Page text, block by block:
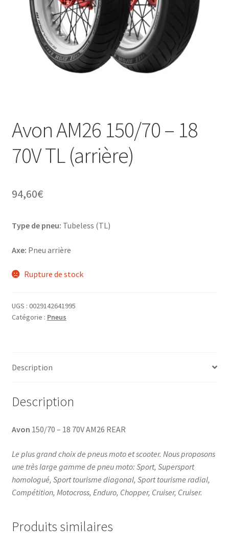
Avon AM26 150/70 – 18
70V TL (arrière)
94,60€
Type de pneu: Tubeless (TL)
Axe: Pneu arrière
Rupture de stock
UGS : 0029142641995
Catégorie : Pneus
Description
Description
Avon 150/70 – 18 70V AM26 REAR
Le plus grand choix de pneus moto et scooter. Nous proposons
une très large gamme de pneu moto: Sport, Supersport
homologué, Sport tourisme diagonal, Sport tourisme radial,
Compétition, Motocross, Enduro, Chopper, Cruiser, Cruiser.
Produits similaires